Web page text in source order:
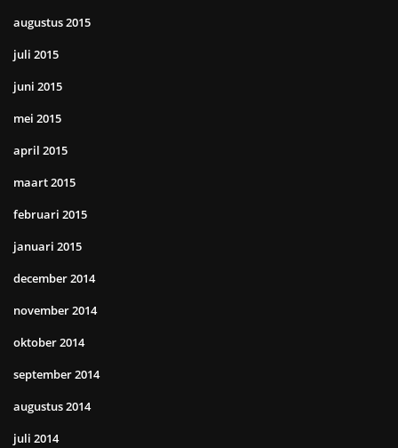
augustus 2015
juli 2015
juni 2015
mei 2015
april 2015
maart 2015
februari 2015
januari 2015
december 2014
november 2014
oktober 2014
september 2014
augustus 2014
juli 2014